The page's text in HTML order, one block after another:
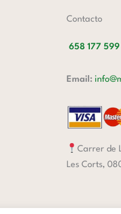
Contacto
658 177 599
Email:
Carrer de
Les Corts,